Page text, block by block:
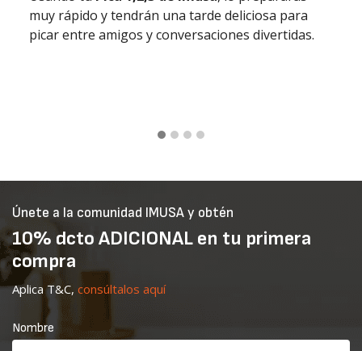
Únete a la comunidad IMUSA y obtén
10% dcto ADICIONAL en tu primera
compra
Aplica T&C, consúltalos aquí
Nombre